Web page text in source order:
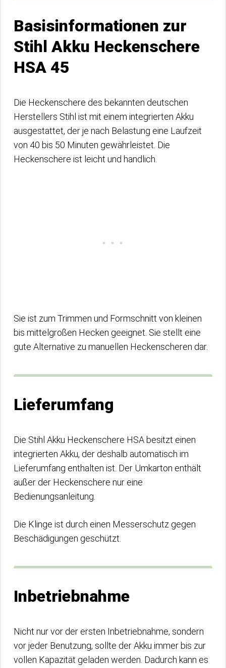
Basisinformationen zur
Stihl Akku Heckenschere
HSA 45
Die Heckenschere des bekannten deutschen
Herstellers Stihl ist mit einem integrierten Akku
ausgestattet, der je nach Belastung eine Laufzeit
von 40 bis 50 Minuten gewährleistet. Die
Heckenschere ist leicht und handlich.
Sie ist zum Trimmen und Formschnitt von kleinen
bis mittelgroßen Hecken geeignet. Sie stellt eine
gute Alternative zu manuellen Heckenscheren dar.
Lieferumfang
Die Stihl Akku Heckenschere HSA besitzt einen
integrierten Akku, der deshalb automatisch im
Lieferumfang enthalten ist. Der Umkarton enthält
außer der Heckenschere nur eine
Bedienungsanleitung.
Die Klinge ist durch einen Messerschutz gegen
Beschädigungen geschützt.
Inbetriebnahme
Nicht nur vor der ersten Inbetriebnahme, sondern
vor jeder Benutzung, sollte der Akku immer bis zur
vollen Kapazität geladen werden. Dadurch kann es